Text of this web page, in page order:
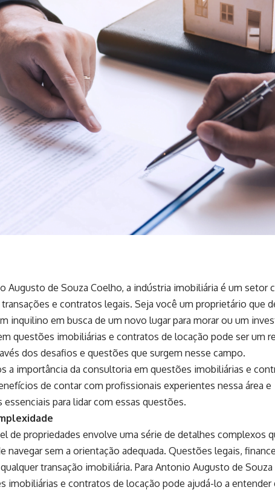
Augusto de Souza Coelho, a indústria imobiliária é um setor
e contratos legais. Seja você um proprietário que
inquilino em busca de um novo lugar para morar ou um
questões imobiliárias e contratos de locação pode ser um
dos desafios e questões que surgem nesse campo.
a importância da consultoria em questões imobiliárias e
de contar com profissionais experientes nessa área e
para lidar com essas questões.
de propriedades envolve uma série de detalhes complexos
navegar sem a orientação adequada. Questões legais,
transação imobiliária. Para Antonio Augusto de Souza
imobiliárias e contratos de locação pode ajudá-lo a entender